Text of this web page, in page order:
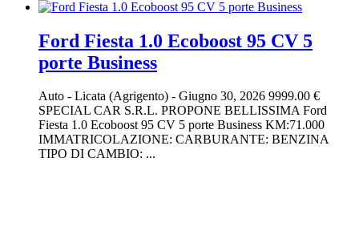
Ford Fiesta 1.0 Ecoboost 95 CV 5
porte Business
Auto - Licata (Agrigento) - Giugno 30, 2026 9999.00 €
SPECIAL CAR S.R.L. PROPONE BELLISSIMA Ford
Fiesta 1.0 Ecoboost 95 CV 5 porte Business KM:71.000
IMMATRICOLAZIONE: CARBURANTE: BENZINA
TIPO DI CAMBIO: ...